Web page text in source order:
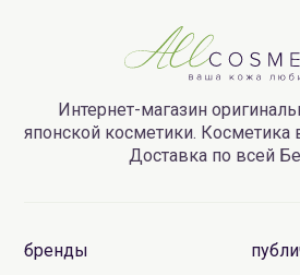
Интернет-магазин
японской косметики. Косметика
Доставка по всей
бренды